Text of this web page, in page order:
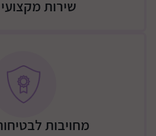
שירות מקצועי
מחויבות